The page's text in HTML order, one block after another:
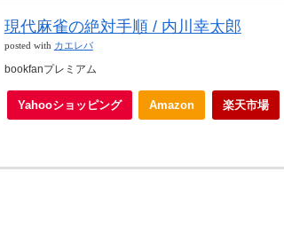
現代麻雀の絶対手順 / 内川幸太郎
posted with カエレバ
bookfanプレミアム
Yahooショッピング Amazon 楽天市場